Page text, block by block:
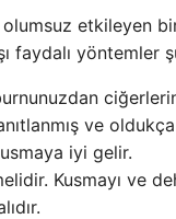
olumsuz etkileyen
faydalı yöntemler
ve
iyi gelir.
Kusmayı ve